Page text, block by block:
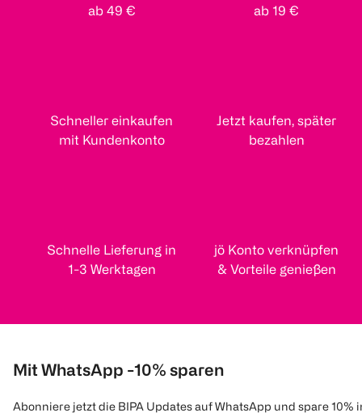
ab 49 €
ab 19 €
Schneller einkaufen
mit Kundenkonto
Jetzt kaufen, später
bezahlen
Schnelle Lieferung in
1-3 Werktagen
jö Konto verknüpfen
& Vorteile genießen
Mit WhatsApp -10% sparen
Abonniere jetzt die BIPA Updates auf WhatsApp und spare 10%